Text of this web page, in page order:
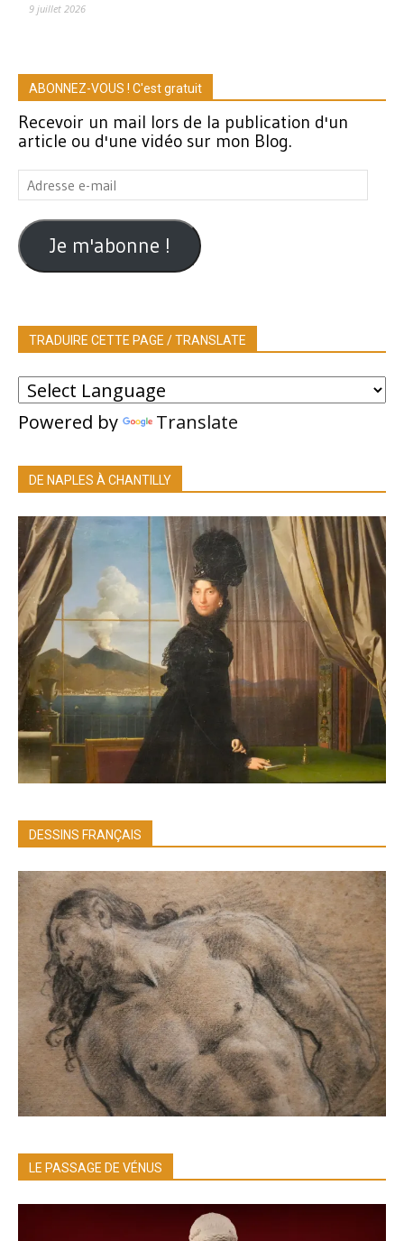
9 juillet 2026
ABONNEZ-VOUS ! C'est gratuit
Recevoir un mail lors de la publication d'un
article ou d'une vidéo sur mon Blog.
Adresse
e-
mail
Je m'abonne !
TRADUIRE CETTE PAGE / TRANSLATE
Powered by Translate
DE NAPLES À CHANTILLY
DESSINS FRANÇAIS
LE PASSAGE DE VÉNUS